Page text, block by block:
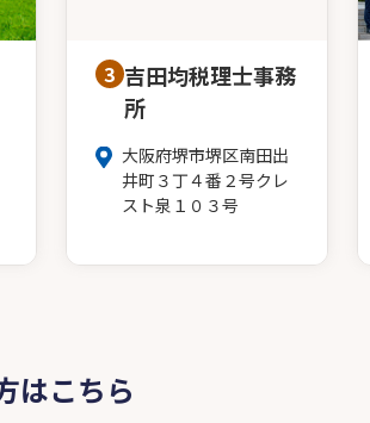
3 吉田均税理士事務
所
大阪府堺市堺区南田出
井町３丁４番２号クレ
スト泉１０３号
はこちら